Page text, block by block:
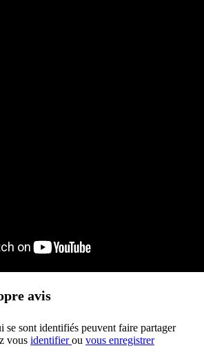
avis
se sont identifiés peuvent faire partager
vous identifierou vous enregistrer